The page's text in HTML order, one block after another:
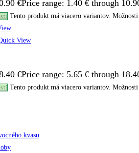
€Price range: 1.40 € through
Tento produkt má viacero variantov.
View
€Price range: 5.65 € through
Tento produkt má viacero variantov.
kvasu